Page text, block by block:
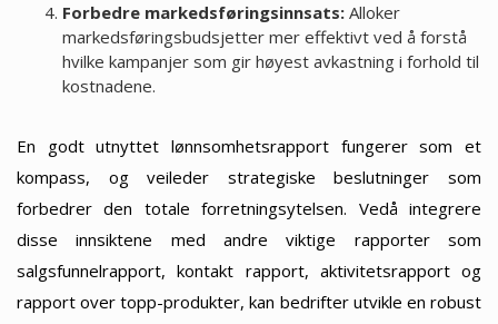
Forbedre markedsføringsinnsats:Alloker
markedsføringsbudsjetter mer effektivt ved å forstå
hvilke kampanjer som gir høyest avkastning i forhold til
kostnadene.
En godt utnyttet lønnsomhetsrapport fungerer som et
kompass, og veileder strategiske beslutninger som
forbedrer den totale forretningsytelsen. Vedå integrere
disse innsiktene med andre viktige rapporter som
salgsfunnelrapport, kontakt rapport, aktivitetsrapport og
rapport over topp-produkter, kan bedrifter utvikle en robust